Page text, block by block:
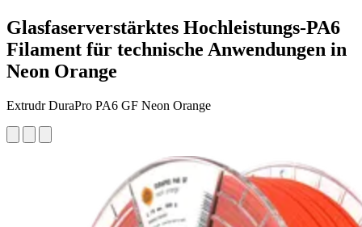
Glasfaserverstärktes Hochleistungs-PA6
Filament für technische Anwendungen in
Neon Orange
Extrudr DuraPro PA6 GF Neon Orange